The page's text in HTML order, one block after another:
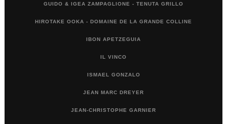
GUIDO & IGEA ZAMPAGLIONE - TENUTA GRILLO
HIROTAKE OOKA - DOMAINE DE LA GRANDE COLLINE
IBON APETZEGUIA
IL VINCO
ISMAEL GONZALO
JEAN MARC DREYER
JEAN-CHRISTOPHE GARNIER